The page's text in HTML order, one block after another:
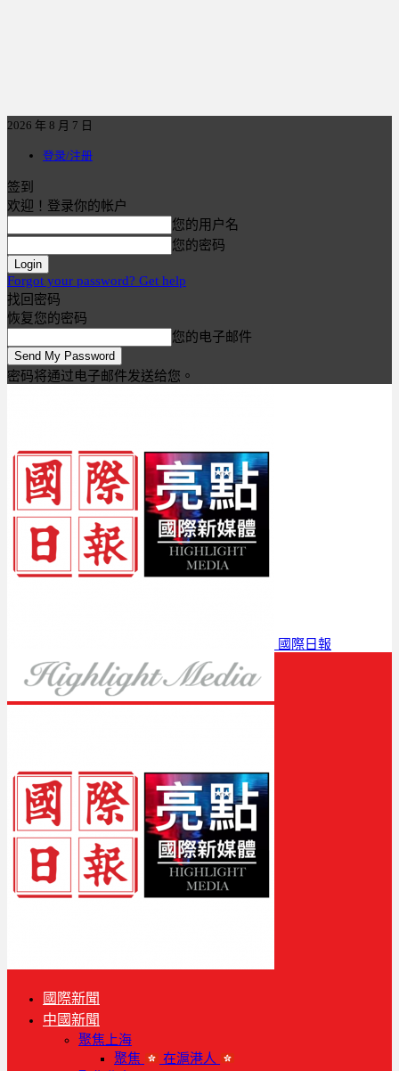
2026 年 8 月 7 日
登录/注册
签到
欢迎！登录你的帐户
您的用户名
您的密码
Forgot your password? Get help
找回密码
恢复您的密码
您的电子邮件
密码将通过电子邮件发送给您。
國際日報
國際新聞
中國新聞
聚焦上海
聚焦
在滬港人